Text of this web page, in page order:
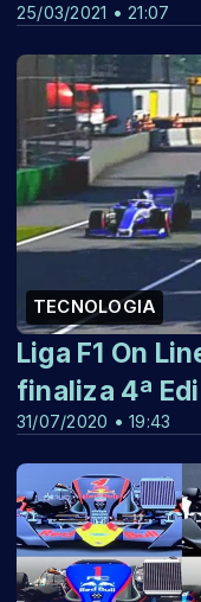
25/03/2021 • 21:07
TECNOLOGIA
31/07/2020 • 19:43
Liga F1 On
finaliza 4ª